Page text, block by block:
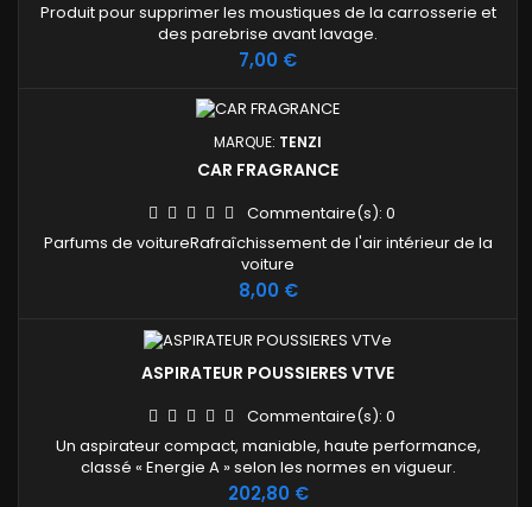
Produit pour supprimer les moustiques de la carrosserie et
des parebrise avant lavage.
Prix
7,00 €
MARQUE: TENZI
CAR FRAGRANCE
Commentaire(s): 0
Parfums de voitureRafraîchissement de l'air intérieur de la
voiture
Prix
8,00 €
ASPIRATEUR POUSSIERES VTVE
Commentaire(s): 0
Un aspirateur compact, maniable, haute performance,
classé « Energie A » selon les normes en vigueur.
Prix
202,80 €